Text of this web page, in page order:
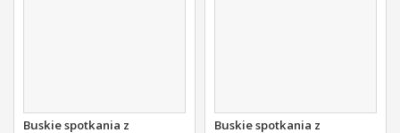
Buskie spotkania z
Buskie spotkania z